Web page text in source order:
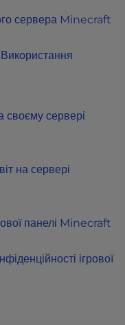
сервера Minecraft
своєму сервері
на сервері
панелі Minecraft
ігрової